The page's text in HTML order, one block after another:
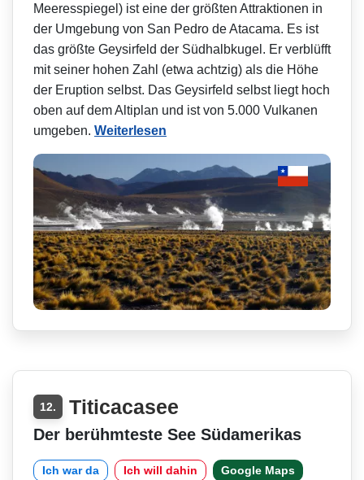
Meeresspiegel) ist eine der größten Attraktionen in
der Umgebung von San Pedro de Atacama. Es ist
das größte Geysirfeld der Südhalbkugel. Er verblüfft
mit seiner hohen Zahl (etwa achtzig) als die Höhe
der Eruption selbst. Das Geysirfeld selbst liegt hoch
oben auf dem Altiplan und ist von 5.000 Vulkanen
umgeben. Weiterlesen
12. Titicacasee
Der berühmteste See Südamerikas
Ich war da Ich will dahin Google Maps